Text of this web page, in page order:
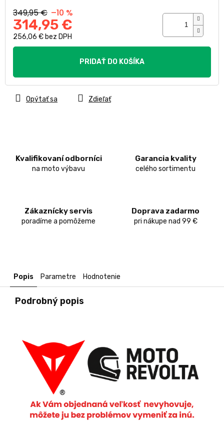
349,95 € –10 %
314,95 €
256,06 € bez DPH
Jednotková
PRIDAŤ DO KOŠÍKA
Kvalifikovaní odborníci
na moto výbavu
Garancia kvality
celého sortimentu
Zákaznícky servis
poradíme a pomôžeme
Doprava zadarmo
pri nákupe nad 99 €
Opýtať sa Zdieľať
Popis Parametre Hodnotenie
Podrobný popis